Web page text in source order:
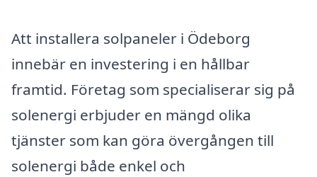
Att installera solpaneler i Ödeborg
innebär en investering i en hållbar
framtid. Företag som specialiserar sig på
solenergi erbjuder en mängd olika
tjänster som kan göra övergången till
solenergi både enkel och